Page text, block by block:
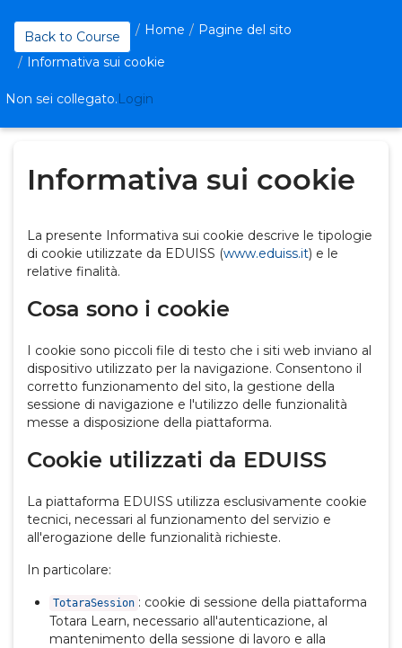
main
content
Back to Course Home
Pagine del sito
Informativa sui cookie
Non sei collegato.Login
Informativa sui cookie
La presente Informativa sui cookie descrive le tipologie
di cookie utilizzate da EDUISS (www.eduiss.it) e le
relative finalità.
Cosa sono i cookie
I cookie sono piccoli file di testo che i siti web inviano al
dispositivo utilizzato per la navigazione. Consentono il
corretto funzionamento del sito, la gestione della
sessione di navigazione e l'utilizzo delle funzionalità
messe a disposizione della piattaforma.
Cookie utilizzati da EDUISS
La piattaforma EDUISS utilizza esclusivamente cookie
tecnici, necessari al funzionamento del servizio e
all'erogazione delle funzionalità richieste.
In particolare:
TotaraSession : cookie di sessione della piattaforma
Totara Learn, necessario all'autenticazione, al
mantenimento della sessione di lavoro e alla